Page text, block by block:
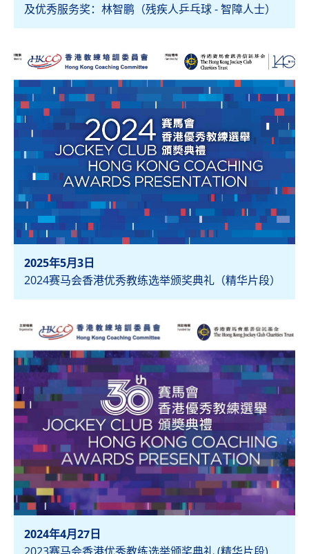
及优秀服务奖：林智鹏（残疾人乒乓球 - 智障人士）
2025年5月3日
2024赛马会香港优秀教练选举颁奖典礼（精华片段）
2024年4月27日